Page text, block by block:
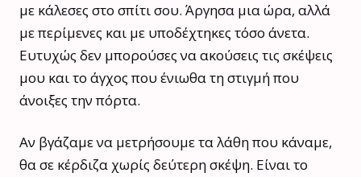
με κάλεσες στο σπίτι σου. Άργησα μια ώρα, αλλά
με περίμενες και με υποδέχτηκες τόσο άνετα.
Ευτυχώς δεν μπορούσες να ακούσεις τις σκέψεις
μου και το άγχος που ένιωθα τη στιγμή που
άνοιξες την πόρτα.
Αν βγάζαμε να μετρήσουμε τα λάθη που κάναμε,
θα σε κέρδιζα χωρίς δεύτερη σκέψη. Είναι το